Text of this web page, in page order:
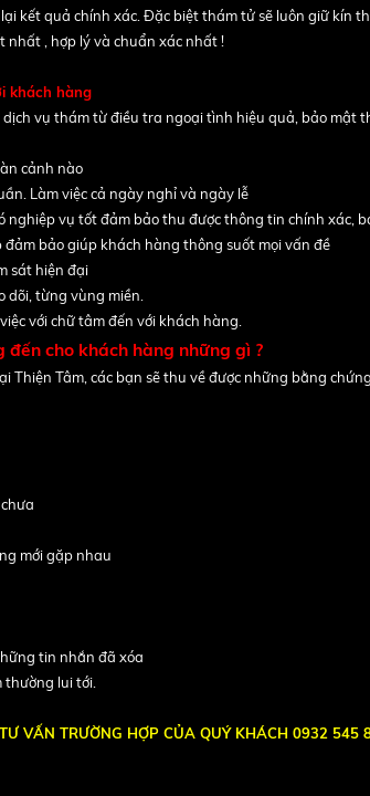
kết quả chính xác. Đặc biệt thám tử sẽ luôn giữ kín
nhất , hợp lý và chuẩn xác nhất !
khách hàng
vụ thám từ điều tra ngoại tình hiệu quả, bảo mật
cảnh nào
Làm việc cả ngày nghỉ và ngày lễ
vụ tốt đảm bảo thu được thông tin chính xác,
bảo giúp khách hàng thông suốt mọi vấn đề
sát hiện đại
từng vùng miền.
với chữ tâm đến với khách hàng.
cho khách hàng những gì ?
Tâm, các bạn sẽ thu về được những bằng
mới gặp nhau
tin nhắn đã xóa
thường lui tới.
VẤN TRƯỜNG HỢP CỦA QUÝ KHÁCH 0932 545